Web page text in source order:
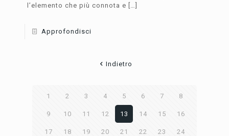
l’elemento che più connota e
Approfondisci
Indietro
1 2 3 4 5 6 7 8
9 10 11 12 13 14 15 16
17 18 19 20 21 22 23 24